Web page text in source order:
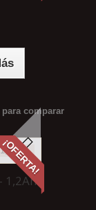
comparar
¡OFERTA!
1,2Ah